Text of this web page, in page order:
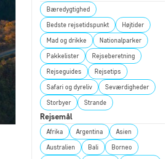
Bæredygtighed
Bedste rejsetidspunkt Højtider
Mad og drikke Nationalparker
Pakkelister Rejseberetning
Rejseguides Rejsetips
Safari og dyreliv Seværdigheder
Storbyer Strande
Rejsemål
Afrika Argentina Asien
Australien Bali Borneo